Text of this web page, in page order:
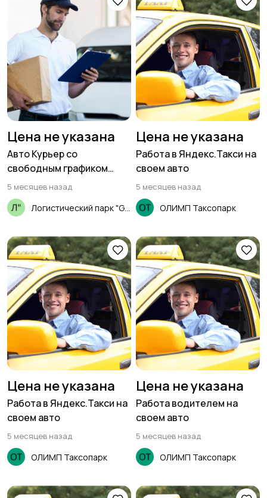
Цена не указана
Авто Курьер со
свободным графиком
(18+)
5 месяцев назад
Цена не указана
Работа в Яндекс.Такси на
своем авто
5 месяцев назад
ОЛИМП Таксопарк
Цена не указана
Работа в Яндекс.Такси на
своем авто
5 месяцев назад
ОЛИМП Таксопарк
Цена не указана
Работа водителем на
своем авто
5 месяцев назад
ОЛИМП Таксопарк